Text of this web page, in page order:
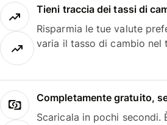
Tieni traccia dei tassi di
Risparmia le tue valute
varia il tasso di cambio nel
Completamente gratuito,
Scaricala in pochi secondi.